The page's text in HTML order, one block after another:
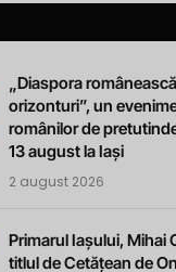
„Diaspora
orizonturi”, un
românilor de
13 august la Iași
2 august 2026
Primarul Iașului, Mihai
titlul de Cetățean de